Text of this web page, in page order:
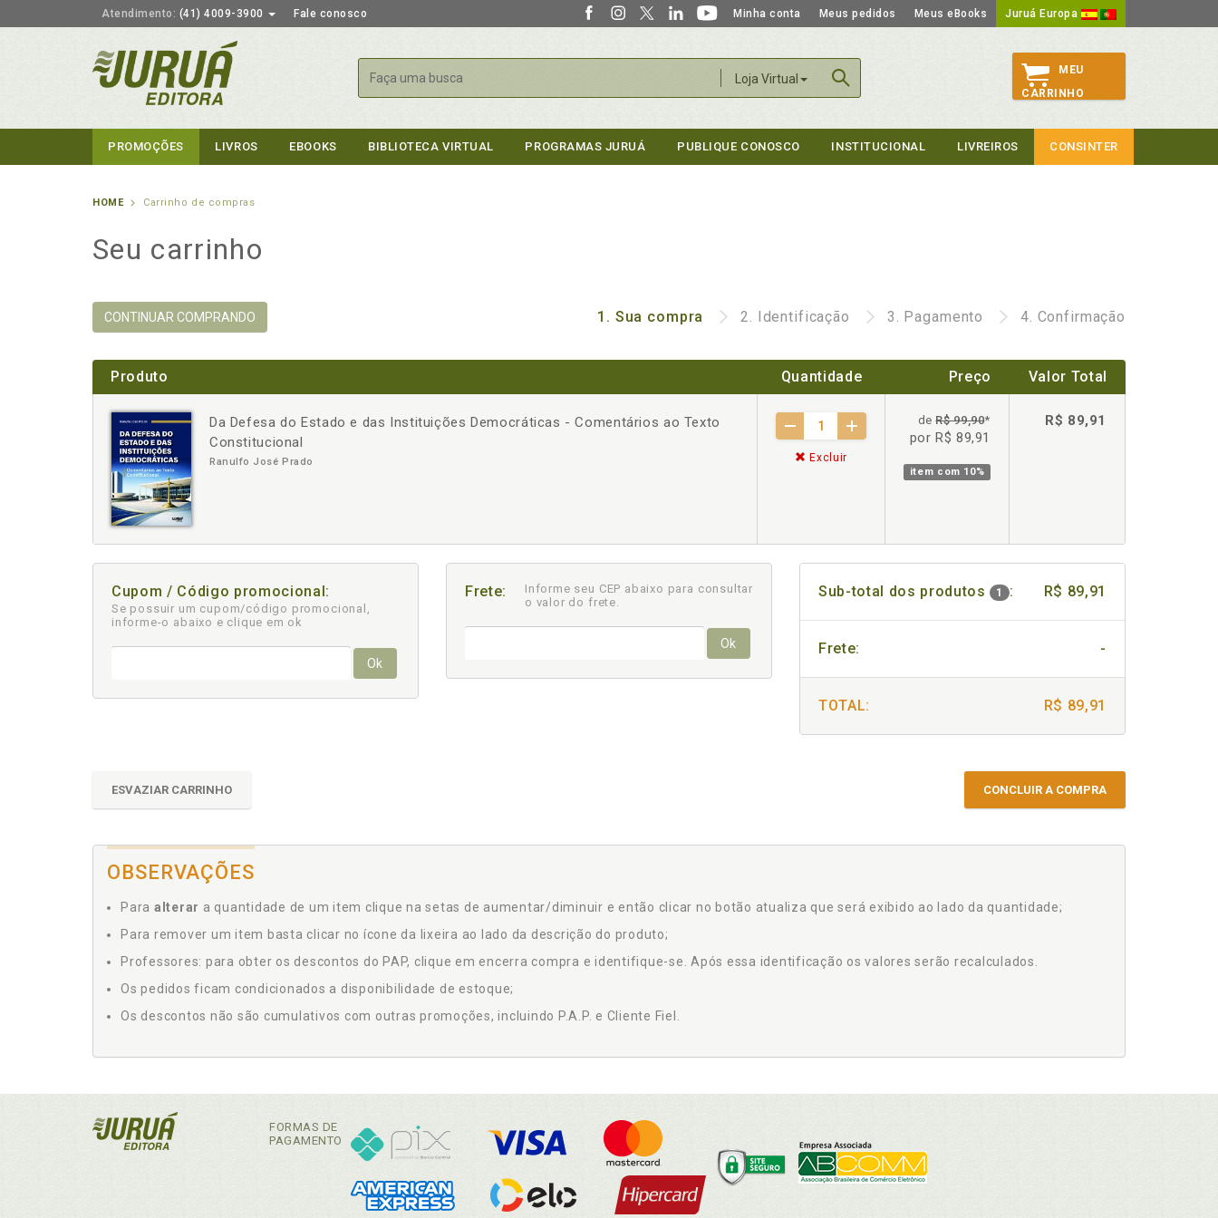
Atendimento: (41) 4009-3900 Fale conosco Minha conta Meus pedidos Meus eBooks Juruá Europa
Loja Virtual
Buscar
MEU
CARRINHO
PROMOÇÕES LIVROS EBOOKS BIBLIOTECA VIRTUAL PROGRAMAS JURUÁ PUBLIQUE CONOSCO INSTITUCIONAL LIVREIROS CONSINTER
HOME Carrinho de compras
Seu carrinho
CONTINUAR COMPRANDO 1. Sua compra 2. Identificação 3. Pagamento 4. Confirmação
Produto Quantidade Preço Valor Total
Da Defesa do Estado e das Instituições Democráticas - Comentários ao Texto
Constitucional
Ranulfo José Prado
- +
Excluir
deR$ 99,90*
por R$ 89,91
item com 10%
R$ 89,91
Cupom / Código promocional:
Se possuir um cupom/código promocional,
informe-o abaixo e clique em ok
Ok
Frete:
Informe seu CEP abaixo para consultar
o valor do frete.
Ok
Sub-total dos produtos 1 : R$ 89,91
Frete: -
TOTAL: R$ 89,91
ESVAZIAR CARRINHO CONCLUIR A COMPRA
OBSERVAÇÕES
Para alterar a quantidade de um item clique na setas de aumentar/diminuir e então clicar no botão atualiza que será exibido ao lado da quantidade;
Para remover um item basta clicar no ícone da lixeira ao lado da descrição do produto;
Professores: para obter os descontos do PAP, clique em encerra compra e identifique-se. Após essa identificação os valores serão recalculados.
Os pedidos ficam condicionados a disponibilidade de estoque;
Os descontos não são cumulativos com outras promoções, incluindo P.A.P. e Cliente Fiel.
FORMAS DE
PAGAMENTO